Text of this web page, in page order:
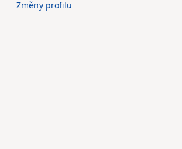
Změny profilu